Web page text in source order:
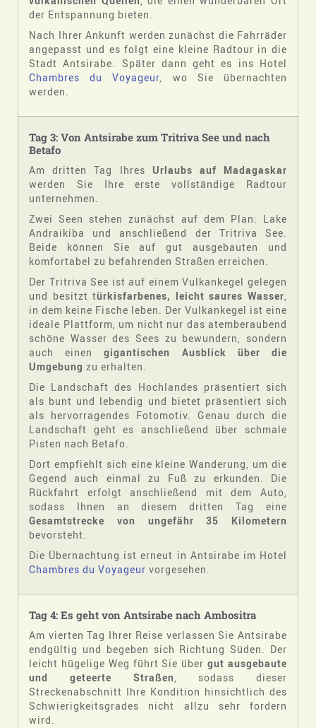
der Entspannung bieten.
Nach Ihrer Ankunft werden zunächst die Fahrräder
angepasst und es folgt eine kleine Radtour in die
Stadt Antsirabe. Später dann geht es ins Hotel
Chambres du Voyageur, wo Sie übernachten
werden.
Tag 3: Von Antsirabe zum Tritriva See und nach
Betafo
Am dritten Tag Ihres Urlaubs auf Madagaskar
werden Sie Ihre erste vollständige Radtour
unternehmen.
Zwei Seen stehen zunächst auf dem Plan: Lake
Andraikiba und anschließend der Tritriva See.
Beide können Sie auf gut ausgebauten und
komfortabel zu befahrenden Straßen erreichen.
Der Tritriva See ist auf einem Vulkankegel gelegen
und besitzt türkisfarbenes, leicht saures Wasser,
in dem keine Fische leben. Der Vulkankegel ist eine
ideale Plattform, um nicht nur das atemberaubend
schöne Wasser des Sees zu bewundern, sondern
auch einengigantischen Ausblick über die
Umgebung zu erhalten.
Die Landschaft des Hochlandes präsentiert sich
als bunt und lebendig und bietet präsentiert sich
als hervorragendes Fotomotiv. Genau durch die
Landschaft geht es anschließend über schmale
Pisten nach Betafo.
Dort empfiehlt sich eine kleine Wanderung, um die
Gegend auch einmal zu Fuß zu erkunden. Die
Rückfahrt erfolgt anschließend mit dem Auto,
sodass Ihnen an diesem dritten Tag eine
Gesamtstrecke von ungefähr 35 Kilometern
bevorsteht.
Die Übernachtung ist erneut in Antsirabe im Hotel
Chambres du Voyageur vorgesehen.
Tag 4: Es geht von Antsirabe nach Ambositra
Am vierten Tag Ihrer Reise verlassen Sie Antsirabe
endgültig und begeben sich Richtung Süden. Der
leicht hügelige Weg führt Sie übergut ausgebaute
und geteerte Straßen, sodass dieser
Streckenabschnitt Ihre Kondition hinsichtlich des
Schwierigkeitsgrades nicht allzu sehr fordern
wird.